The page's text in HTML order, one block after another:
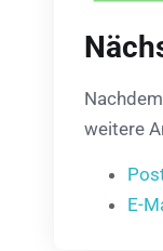
weitere
E-